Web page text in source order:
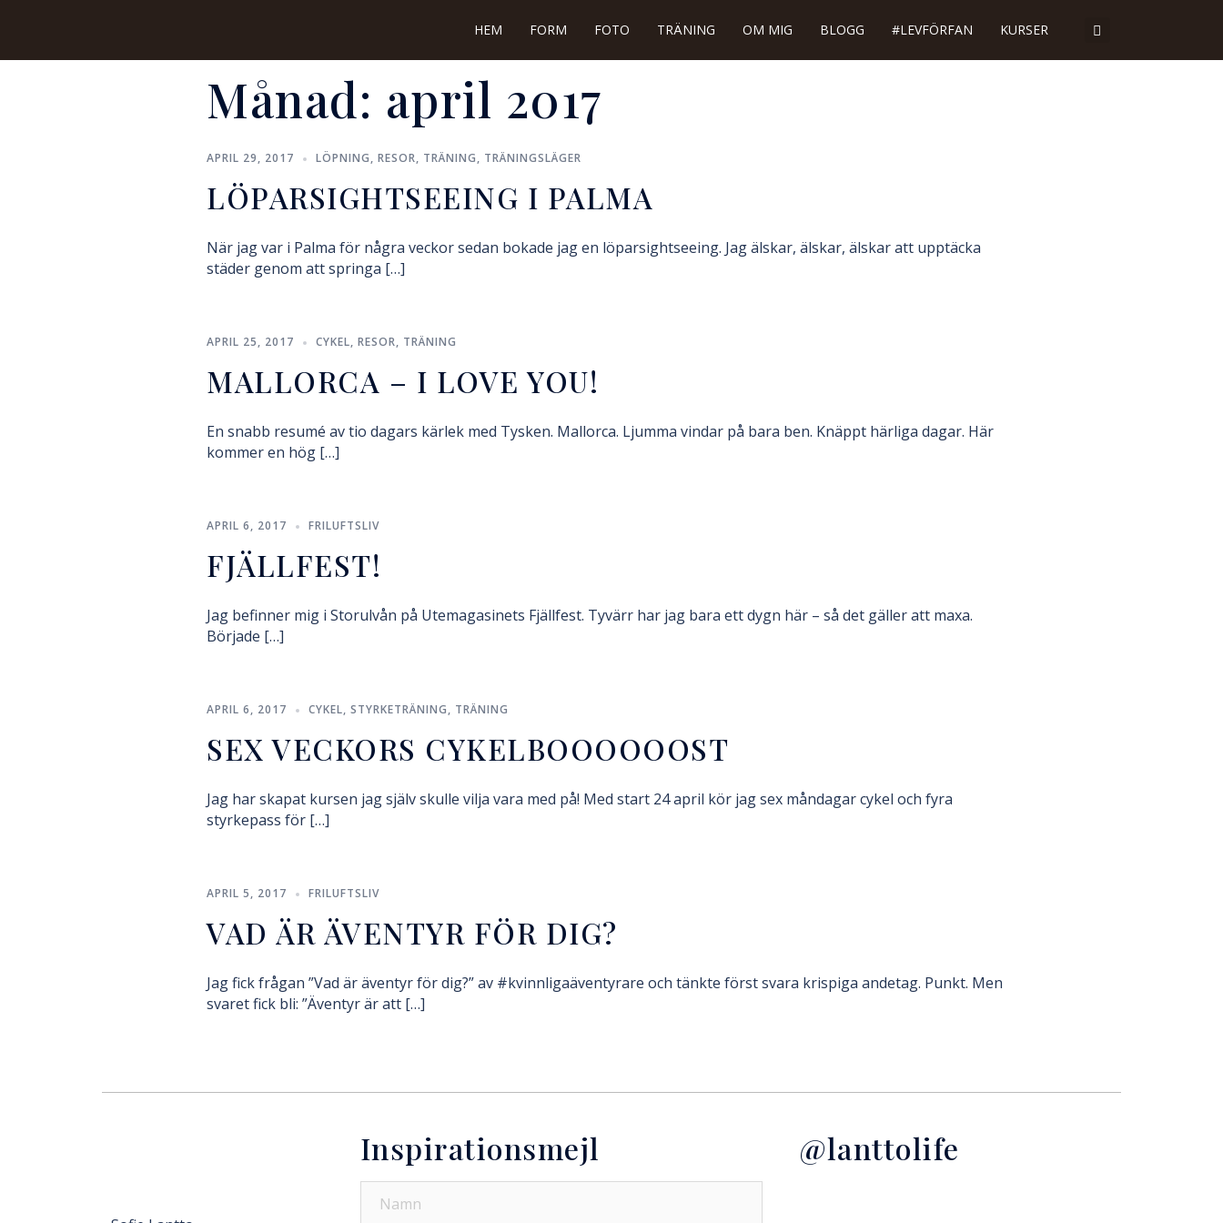
HEM FORM FOTO TRÄNING OM MIG BLOGG #LEVFÖRFAN KURSER
Månad: april 2017
APRIL 29, 2017 LÖPNING, RESOR, TRÄNING, TRÄNINGSLÄGER
LÖPARSIGHTSEEING I PALMA
När jag var i Palma för några veckor sedan bokade jag en löparsightseeing. Jag älskar, älskar, älskar att upptäcka
städer genom att springa […]
APRIL 25, 2017 CYKEL, RESOR, TRÄNING
MALLORCA – I LOVE YOU!
En snabb resumé av tio dagars kärlek med Tysken. Mallorca. Ljumma vindar på bara ben. Knäppt härliga dagar. Här
kommer en hög […]
APRIL 6, 2017 FRILUFTSLIV
FJÄLLFEST!
Jag befinner mig i Storulvån på Utemagasinets Fjällfest. Tyvärr har jag bara ett dygn här – så det gäller att maxa.
Började […]
APRIL 6, 2017 CYKEL, STYRKETRÄNING, TRÄNING
SEX VECKORS CYKELBOOOOOOST
Jag har skapat kursen jag själv skulle vilja vara med på! Med start 24 april kör jag sex måndagar cykel och fyra
styrkepass för […]
APRIL 5, 2017 FRILUFTSLIV
VAD ÄR ÄVENTYR FÖR DIG?
Jag fick frågan ”Vad är äventyr för dig?” av #kvinnligaäventyrare och tänkte först svara krispiga andetag. Punkt. Men
svaret fick bli: ”Äventyr är att […]
Inspirationsmejl @lanttolife